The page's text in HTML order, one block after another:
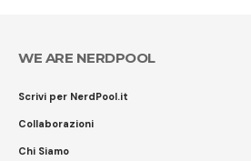
WE ARE NERDPOOL
Scrivi per NerdPool.it
Collaborazioni
Chi Siamo